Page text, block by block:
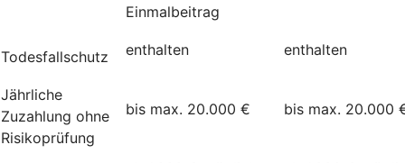
Einmalbeitrag
Todesfallschutz enthalten enthalten
Jährliche
Zuzahlung ohne
Risikoprüfung
bis max. 20.000 € bis max. 20.000